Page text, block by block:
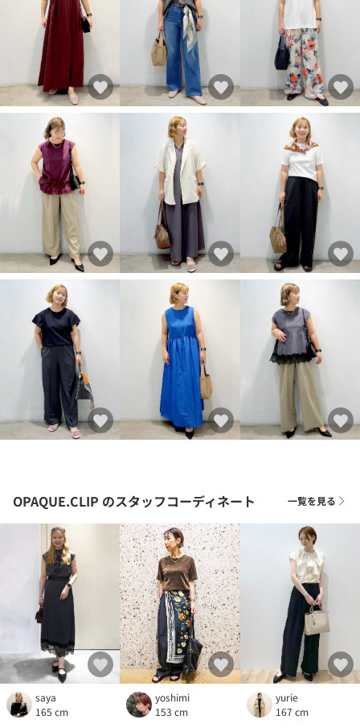
OPAQUE.CLIP のスタッフコーディネート 一覧を見る
saya
165 cm
yoshimi
153 cm
yurie
167 cm